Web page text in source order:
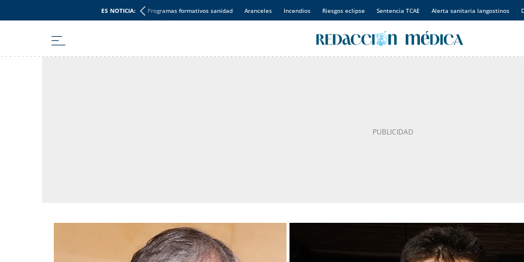
ES NOTICIA: Programas formativos sanidad Aranceles Incendios Riesgos eclipse Sentencia TCAE Alerta sanitaria langostinos